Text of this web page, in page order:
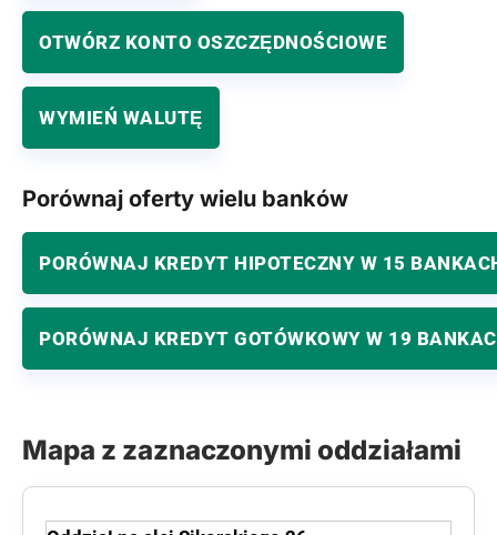
OTWÓRZ KONTO OSZCZĘDNOŚCIOWE
WYMIEŃ WALUTĘ
Porównaj oferty wielu banków
PORÓWNAJ KREDYT HIPOTECZNY W 15
PORÓWNAJ KREDYT GOTÓWKOWY W 19
Mapa z zaznaczonymi oddziałami